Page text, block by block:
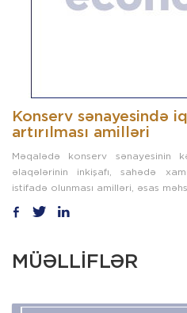
Konserv sənayesində
artırılması amilləri
Məqalədə konserv sənayesinin
əlaqələrinin inkişafı, sahədə
istifadə olunması amilləri, əsas
MÜƏLLİFLƏR